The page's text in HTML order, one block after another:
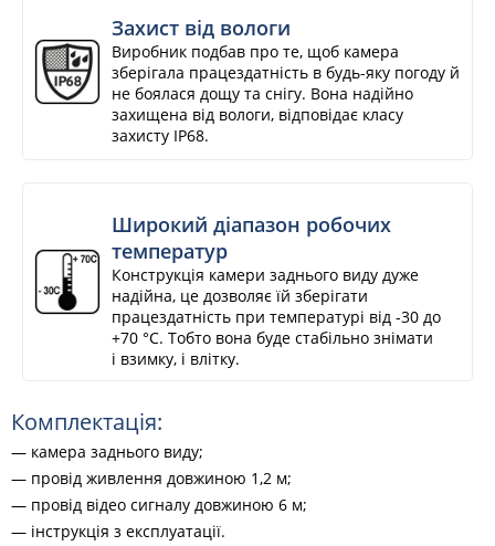
Захист від вологи
Виробник подбав про те, щоб камера
зберігала працездатність в будь-яку погоду й
не боялася дощу та снігу. Вона надійно
захищена від вологи, відповідає класу
захисту IP68.
Широкий діапазон робочих
температур
Конструкція камери заднього виду дуже
надійна, це дозволяє їй зберігати
працездатність при температурі від -30 до
+70 °С. Тобто вона буде стабільно знімати
і взимку, і влітку.
Комплектація:
— камера заднього виду;
— провід живлення довжиною 1,2 м;
— провід відео сигналу довжиною 6 м;
— інструкція з експлуатації.